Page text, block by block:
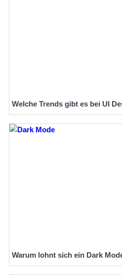
Welche Trends gibt es bei UI
Warum lohnt sich ein Dark